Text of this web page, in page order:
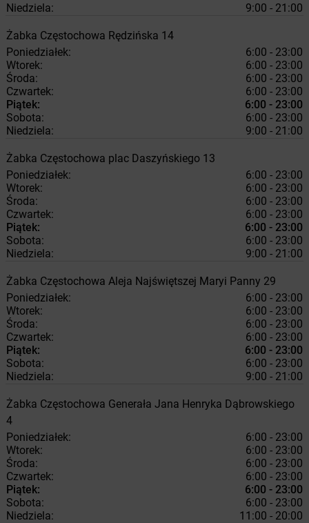
Niedziela:
9:00 - 21:00
Żabka Częstochowa Rędzińska 14
Poniedziałek:
6:00 - 23:00
Wtorek:
6:00 - 23:00
Środa:
6:00 - 23:00
Czwartek:
6:00 - 23:00
Piątek:
6:00 - 23:00
Sobota:
6:00 - 23:00
Niedziela:
9:00 - 21:00
Żabka Częstochowa plac Daszyńskiego 13
Poniedziałek:
6:00 - 23:00
Wtorek:
6:00 - 23:00
Środa:
6:00 - 23:00
Czwartek:
6:00 - 23:00
Piątek:
6:00 - 23:00
Sobota:
6:00 - 23:00
Niedziela:
9:00 - 21:00
Żabka Częstochowa Aleja Najświętszej Maryi Panny 29
Poniedziałek:
6:00 - 23:00
Wtorek:
6:00 - 23:00
Środa:
6:00 - 23:00
Czwartek:
6:00 - 23:00
Piątek:
6:00 - 23:00
Sobota:
6:00 - 23:00
Niedziela:
9:00 - 21:00
Żabka Częstochowa Generała Jana Henryka Dąbrowskiego
4
Poniedziałek:
6:00 - 23:00
Wtorek:
6:00 - 23:00
Środa:
6:00 - 23:00
Czwartek:
6:00 - 23:00
Piątek:
6:00 - 23:00
Sobota:
6:00 - 23:00
Niedziela:
11:00 - 20:00